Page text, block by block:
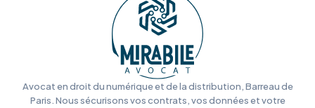
Avocat en droit du numérique et de la distribution, Barreau de
Paris. Nous sécurisons vos contrats, vos données et votre